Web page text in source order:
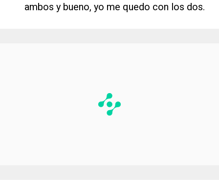
ambos y bueno, yo me quedo con los dos.